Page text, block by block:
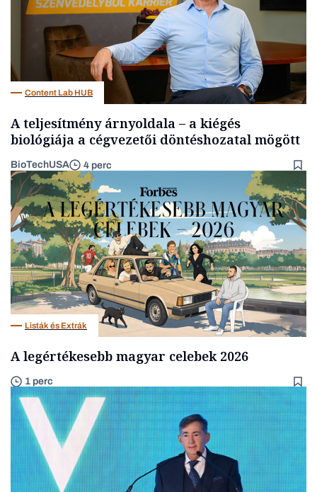
Content Lab HUB
A teljesítmény árnyoldala – a kiégés
biológiája a cégvezetői döntéshozatal mögött
BioTechUSA 4 perc
Listák és Extrák
A legértékesebb magyar celebek 2026
1 perc